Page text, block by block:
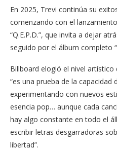
En 2025, Trevi continúa su
comenzando con el
“Q.E.P.D.”, que invita a dejar
seguido por el álbum completo
Billboard elogió el nivel
“es una prueba de la capacidad
experimentando con nuevos
esencia pop… aunque cada
hay algo constante en todo el
escribir letras desgarradoras
libertad”.